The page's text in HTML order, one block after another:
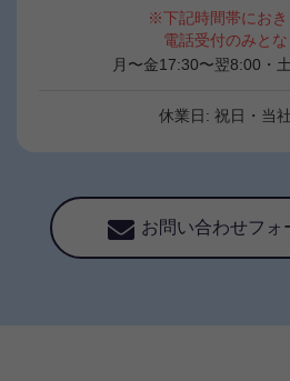
※下記時間帯におき
電話受付のみと
月〜金17:30〜翌8:00・
休業日: 祝日・当
お問い合わせフォ